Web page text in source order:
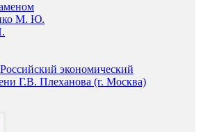
М. Ю.
Российский экономический
Г.В. Плеханова (г. Москва)